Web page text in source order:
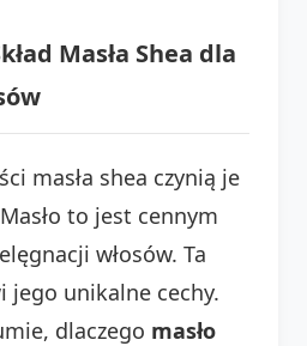
Masła Shea dla
masła shea czynią je
to jest cennym
włosów. Ta
jego unikalne cechy.
dlaczego masło